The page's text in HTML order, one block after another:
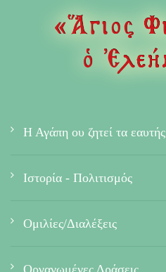
Η Αγάπη ου ζητεί τα εαυτής
Ιστορία - Πολιτισμός
Ομιλίες/Διαλέξεις
Οργανωμένες Δράσεις